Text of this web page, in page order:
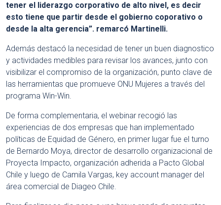
tener el liderazgo corporativo de alto nivel, es decir
esto tiene que partir desde el gobierno coporativo o
desde la alta gerencia”. remarcó Martinelli.
Además destacó la necesidad de tener un buen diagnostico
y actividades medibles para revisar los avances, junto con
visibilizar el compromiso de la organización, punto clave de
las herramientas que promueve ONU Mujeres a través del
programa Win-Win.
De forma complementaria, el webinar recogió las
experiencias de dos empresas que han implementado
políticas de Equidad de Género, en primer lugar fue el turno
de Bernardo Moya, director de desarrollo organizacional de
Proyecta Impacto, organización adherida a Pacto Global
Chile y luego de Camila Vargas, key account manager del
área comercial de Diageo Chile.